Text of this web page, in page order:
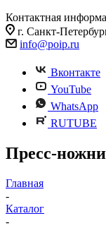
Контактная
г. Санкт-
info@poip.ru
Вконтакте
YouTube
WhatsApp
RUTUBE
Пресс-
Главная
-
Каталог
-